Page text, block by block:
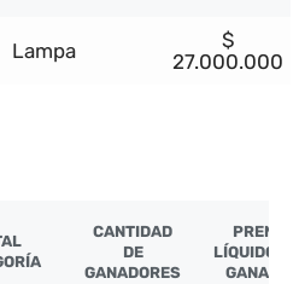
Lampa
$
27.000.000
CANTIDAD
DE
GANADORES
PREMIO
LÍQUIDO